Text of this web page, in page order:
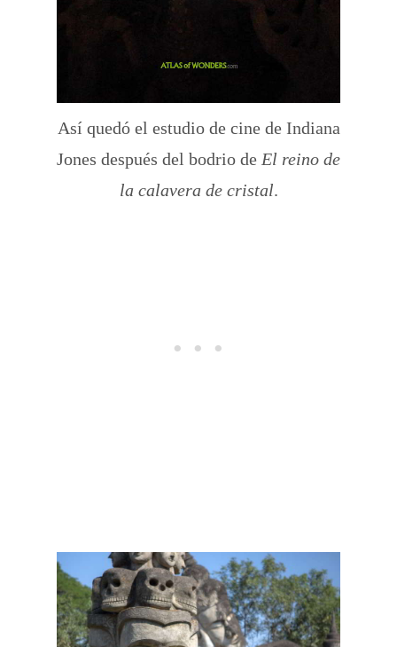
Así quedó el estudio de cine de Indiana
Jones después del bodrio de El reino de
la calavera de cristal.